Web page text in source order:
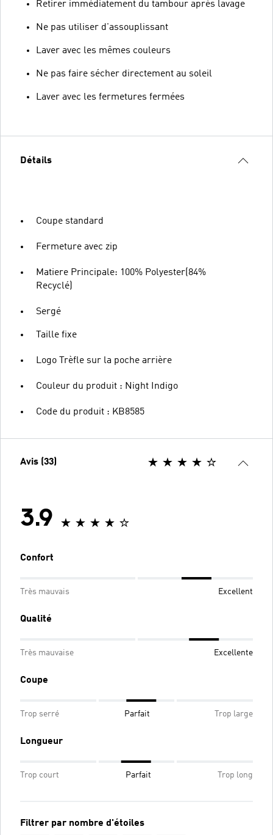
Retirer immédiatement du tambour après lavage
Ne pas utiliser d'assouplissant
Laver avec les mêmes couleurs
Ne pas faire sécher directement au soleil
Laver avec les fermetures fermées
Détails
Coupe standard
Fermeture avec zip
Matiere Principale: 100% Polyester(84%
Recyclé)
Sergé
Taille fixe
Logo Trèfle sur la poche arrière
Couleur du produit : Night Indigo
Code du produit : KB8585
Avis (33)
3.9
Confort
Très mauvais Excellent
Qualité
Très mauvaise Excellente
Coupe
Trop serré Parfait Trop large
Longueur
Trop court Parfait Trop long
Filtrer par nombre d'étoiles